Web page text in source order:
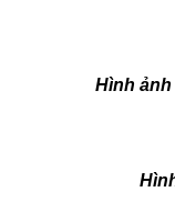
cầu
cầu